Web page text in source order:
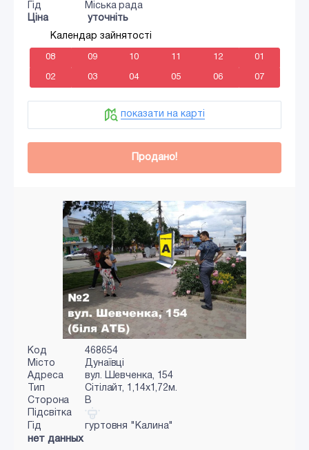
Гід
Міська рада
Ціна
уточніть
Календар зайнятості
08 09 10 11 12 01
02 03 04 05 06 07
показати на карті
Продано!
Код
468654
Місто
Дунаївці
Адреса
вул. Шевченка, 154
Тип
Сiтiлайт, 1,14х1,72м.
Сторона
B
Підсвітка
Гід
гуртовня "Калина"
нет данных